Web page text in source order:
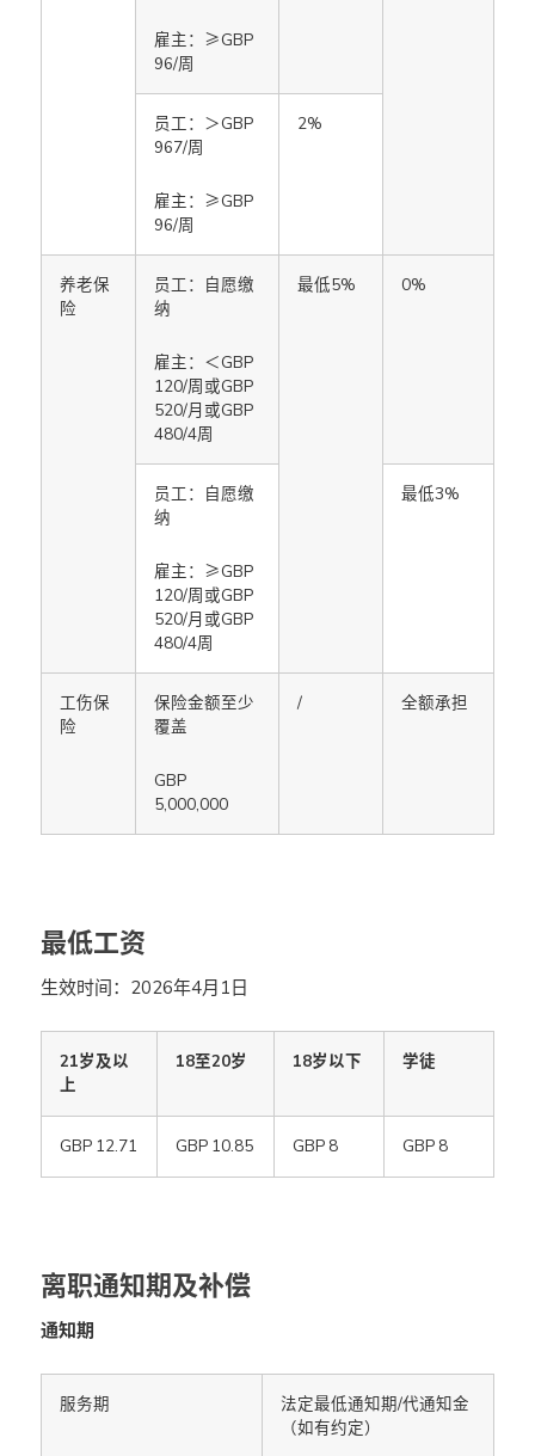
雇主：≥GBP
96/周
员工：＞GBP
967/周
雇主：≥GBP
96/周
2%
养老保
险
员工：自愿缴
纳
雇主：＜GBP
120/周或GBP
520/月或GBP
480/4周
最低5% 0%
员工：自愿缴
纳
雇主：≥GBP
120/周或GBP
520/月或GBP
480/4周
最低3%
工伤保
险
保险金额至少
覆盖
GBP
5,000,000
/ 全额承担
最低工资
生效时间：2026年4月1日
21岁及以
上
18至20岁 18岁以下 学徒
GBP 12.71 GBP 10.85 GBP 8 GBP 8
离职通知期及补偿
通知期
服务期
法定最低通知期/代通知金
（如有约定）